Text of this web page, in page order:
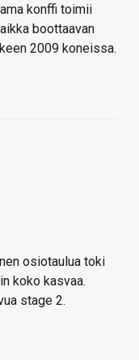
konffi toimii
boottaavan
2009 koneissa.
osiotaulua toki
koko kasvaa.
stage 2.